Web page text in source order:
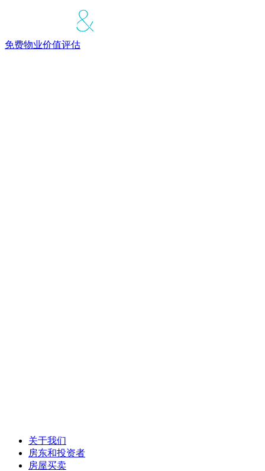
免费物业价值评估
关于我们
房东和投资者
房屋买卖